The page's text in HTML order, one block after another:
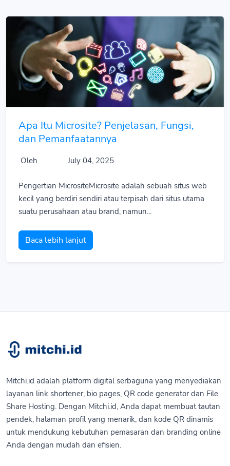
Apa Itu Microsite? Penjelasan, Fungsi,
dan Pemanfaatannya
Oleh July 04, 2025
Pengertian MicrositeMicrosite adalah sebuah situs web
kecil yang berdiri sendiri atau terpisah dari situs utama
suatu perusahaan atau brand, namun...
Baca lebih lanjut
Mitchi.id adalah platform digital serbaguna yang menyediakan
layanan link shortener, bio pages, QR code generator dan File
Share Hosting. Dengan Mitchi.id, Anda dapat membuat tautan
pendek, halaman profil yang menarik, dan kode QR dinamis
untuk mendukung kebutuhan pemasaran dan branding online
Anda dengan mudah dan efisien.